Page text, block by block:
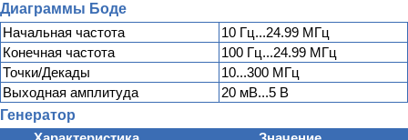
Диаграммы Боде
Начальная частота
10 Гц...24.99 МГц
Конечная частота
100 Гц...24.99 МГц
Точки/Декады
10...300 МГц
Выходная амплитуда
20 мВ...5 В
Генератор